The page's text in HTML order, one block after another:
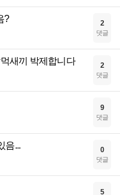
? 2
댓글
새끼 박제합니다 2
댓글
9
댓글
음... 0
댓글
5